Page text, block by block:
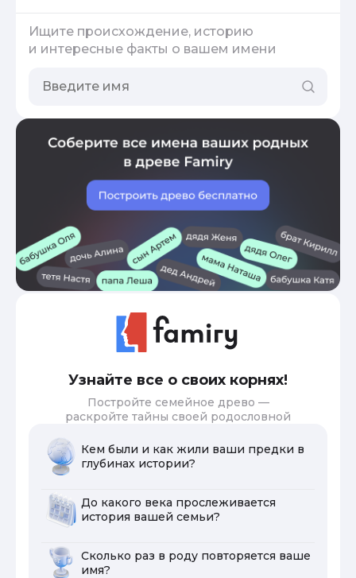
Ищите происхождение, историю
и интересные факты о вашем имени
Узнайте все о своих корнях!
Постройте семейное древо —
раскройте тайны своей родословной
Кем были и как жили ваши предки в
глубинах истории?
До какого века прослеживается
история вашей семьи?
Сколько раз в роду повторяется ваше
имя?